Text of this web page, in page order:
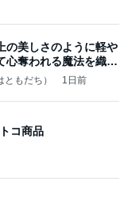
の美しさのように軽や
心奪われる魔法を織り
もだち） 1日前
コ商品